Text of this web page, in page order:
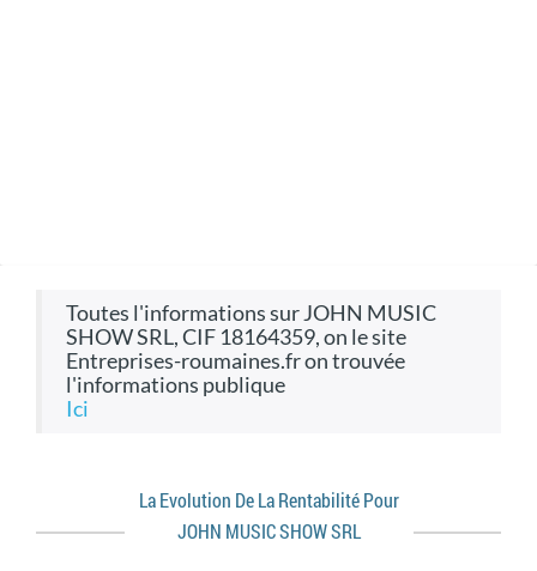
toutes l'informations sur JOHN MUSIC
SHOW SRL, CIF 18164359, on le site
Entreprises-roumaines.fr on trouvée
l'informations publique
ici
La Evolution De La Rentabilité Pour
JOHN MUSIC SHOW SRL